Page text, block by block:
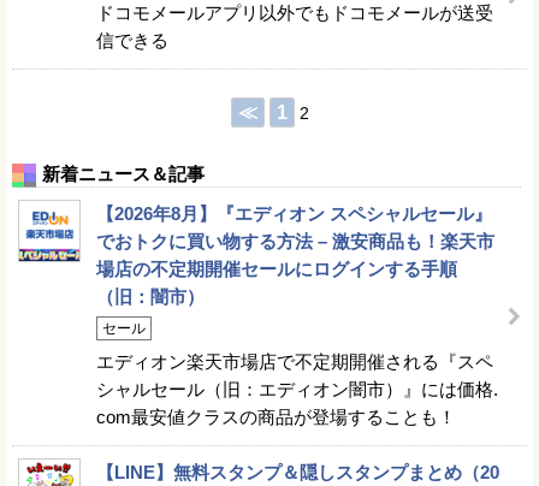
ドコモメールアプリ以外でもドコモメールが送受
信できる
≪ 1 2
新着ニュース＆記事
【2026年8月】『エディオン スペシャルセール』
でおトクに買い物する方法 – 激安商品も！楽天市
場店の不定期開催セールにログインする手順
（旧：闇市）
セール
エディオン楽天市場店で不定期開催される『スペ
シャルセール（旧：エディオン闇市）』には価格.
com最安値クラスの商品が登場することも！
【LINE】無料スタンプ＆隠しスタンプまとめ（20